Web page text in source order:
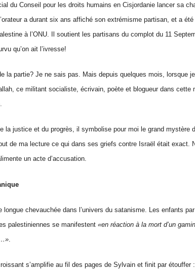
du Conseil pour les droits humains en Cisjordanie lancer sa
a durant six ans affiché son extrémisme partisan, et a
à l’ONU. Il soutient les partisans du complot du 11
qu’on ait l’ivresse!
la partie? Je ne sais pas. Mais depuis quelques mois, lorsque
ce militant socialiste, écrivain, poète et blogueur dans cette
la justice et du progrès, il symbolise pour moi le grand
de ma lecture ce qui dans ses griefs contre Israël était exact.
un acte d’accusation.
longue chevauchée dans l’univers du satanisme. Les enfants
palestiniennes se manifestent «en réaction à la mort d’un
s’amplifie au fil des pages de Sylvain et finit par étouffer